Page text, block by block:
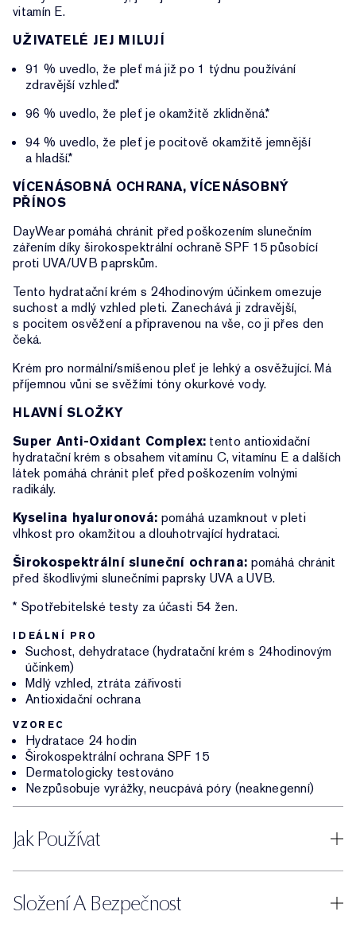
vitamín E.
UŽIVATELÉ JEJ MILUJÍ
91 % uvedlo, že pleť má již po 1 týdnu používání
zdravější vzhled.*
96 % uvedlo, že pleť je okamžitě zklidněná.*
94 % uvedlo, že pleť je pocitově okamžitě jemnější
a hladší.*
VÍCENÁSOBNÁ OCHRANA, VÍCENÁSOBNÝ
PŘÍNOS
DayWear pomáhá chránit před poškozením slunečním
zářením díky širokospektrální ochraně SPF 15 působící
proti UVA/UVB paprskům.
Tento hydratační krém s 24hodinovým účinkem omezuje
suchost a mdlý vzhled pleti. Zanechává ji zdravější,
s pocitem osvěžení a připravenou na vše, co ji přes den
čeká.
Krém pro normální/smíšenou pleť je lehký a osvěžující. Má
příjemnou vůni se svěžími tóny okurkové vody.
HLAVNÍ SLOŽKY
Super Anti-Oxidant Complex: tento antioxidační
hydratační krém s obsahem vitamínu C, vitamínu E a dalších
látek pomáhá chránit pleť před poškozením volnými
radikály.
Kyselina hyaluronová: pomáhá uzamknout v pleti
vlhkost pro okamžitou a dlouhotrvající hydrataci.
Širokospektrální sluneční ochrana: pomáhá chránit
před škodlivými slunečními paprsky UVA a UVB.
* Spotřebitelské testy za účasti 54 žen.
IDEÁLNÍ PRO
Suchost, dehydratace (hydratační krém s 24hodinovým
účinkem)
Mdlý vzhled, ztráta zářivosti
Antioxidační ochrana
VZOREC
Hydratace 24 hodin
Širokospektrální ochrana SPF 15
Dermatologicky testováno
Nezpůsobuje vyrážky, neucpává póry (neaknegenní)
Jak Používat
Složení A Bezpečnost